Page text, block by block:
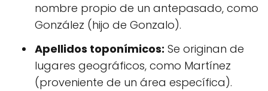
nombre propio de un antepasado, como
González (hijo de Gonzalo).
Apellidos toponímicos: Se originan de
lugares geográficos, como Martínez
(proveniente de un área específica).